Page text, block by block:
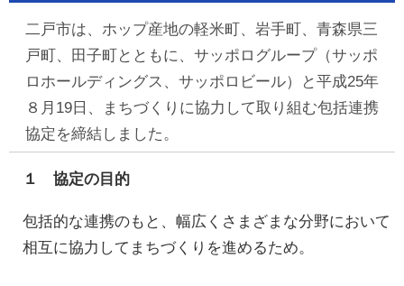
二戸市は、ホップ産地の軽米町、岩手町、青森県三
戸町、田子町とともに、サッポログループ（サッポ
ロホールディングス、サッポロビール）と平成25年
８月19日、まちづくりに協力して取り組む包括連携
協定を締結しました。
１ 協定の目的
包括的な連携のもと、幅広くさまざまな分野において
相互に協力してまちづくりを進めるため。